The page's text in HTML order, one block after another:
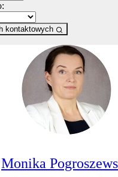
kontaktowych
Monika